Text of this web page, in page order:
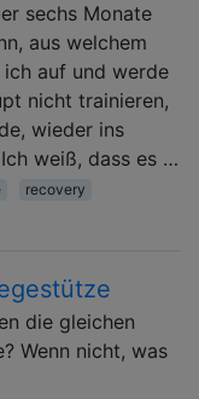
sechs Monate
aus welchem
ich auf und werde
nicht trainieren,
wieder ins
weiß, dass es …
recovery
die gleichen
Wenn nicht, was